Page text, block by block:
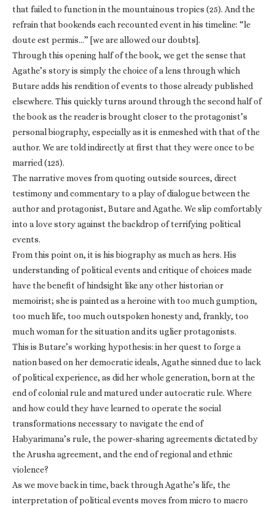
that failed to function in the mountainous tropics (25). And the
refrain that bookends each recounted event in his timeline: “le
doute est permis…” [we are allowed our doubts].
Through this opening half of the book, we get the sense that
Agathe’s story is simply the choice of a lens through which
Butare adds his rendition of events to those already published
elsewhere. This quickly turns around through the second half of
the book as the reader is brought closer to the protagonist’s
personal biography, especially as it is enmeshed with that of the
author. We are told indirectly at first that they were once to be
married (125).
The narrative moves from quoting outside sources, direct
testimony and commentary to a play of dialogue between the
author and protagonist, Butare and Agathe. We slip comfortably
into a love story against the backdrop of terrifying political
events.
From this point on, it is his biography as much as hers. His
understanding of political events and critique of choices made
have the benefit of hindsight like any other historian or
memoirist; she is painted as a heroine with too much gumption,
too much life, too much outspoken honesty and, frankly, too
much woman for the situation and its uglier protagonists.
This is Butare’s working hypothesis: in her quest to forge a
nation based on her democratic ideals, Agathe sinned due to lack
of political experience, as did her whole generation, born at the
end of colonial rule and matured under autocratic rule. Where
and how could they have learned to operate the social
transformations necessary to navigate the end of
Habyarimana’s rule, the power-sharing agreements dictated by
the Arusha agreement, and the end of regional and ethnic
violence?
As we move back in time, back through Agathe’s life, the
interpretation of political events moves from micro to macro